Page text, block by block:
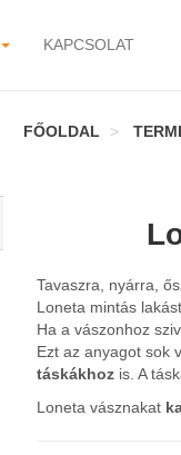
KAPCSOLAT
FŐOLDAL
Tavaszra, nyárra,
Loneta mintás
Ha a vászonhoz
Ezt az anyagot sok
táskákhoz is. A
Loneta vásznakat